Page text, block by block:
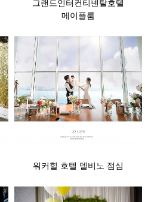
그랜드인터컨티넨탈호텔
메이플룸
워커힐 호텔 델비노 점심